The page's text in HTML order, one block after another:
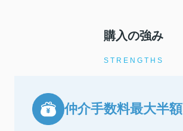
購入の強み
STRENGTHS
仲介手数料最大半額